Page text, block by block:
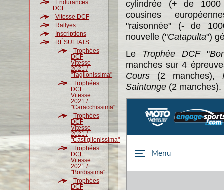
Endurances
DCF
Vitesse DCF
Rallyes
Inscriptions
RÉSULTATS
Trophées
DCF
Vitesse
2021 /
"Taglionissima"
Trophées
DCF
Vitesse
2021 /
"Caracchissima"
Trophées
DCF
Vitesse
2021 /
"Castiglionissima"
Trophées
DCF
Vitesse
2021 /
"Bordissima"
Trophées
DCF
cylindrée (+ de
cousines
"raisonnée" (- de
nouvelle ("Catapulta")
Le Trophée DCF"
manches sur 4
Cours (2 manches),
Saintonge (2 manches).